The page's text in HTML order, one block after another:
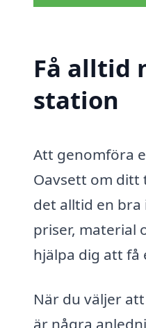
Få alltid
station
Att genomföra
Oavsett om ditt
det alltid en bra
priser, material
hjälpa dig att
När du väljer
är några